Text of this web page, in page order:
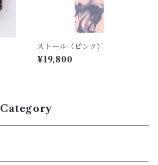
ストール（ピンク）
¥19,800
Category